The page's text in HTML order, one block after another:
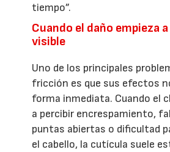
tiempo”.
Cuando el daño empieza
visible
Uno de los principales
fricción es que sus efectos
forma inmediata. Cuando el
a percibir encrespamiento,
puntas abiertas o dificultad
el cabello, la cutícula suele